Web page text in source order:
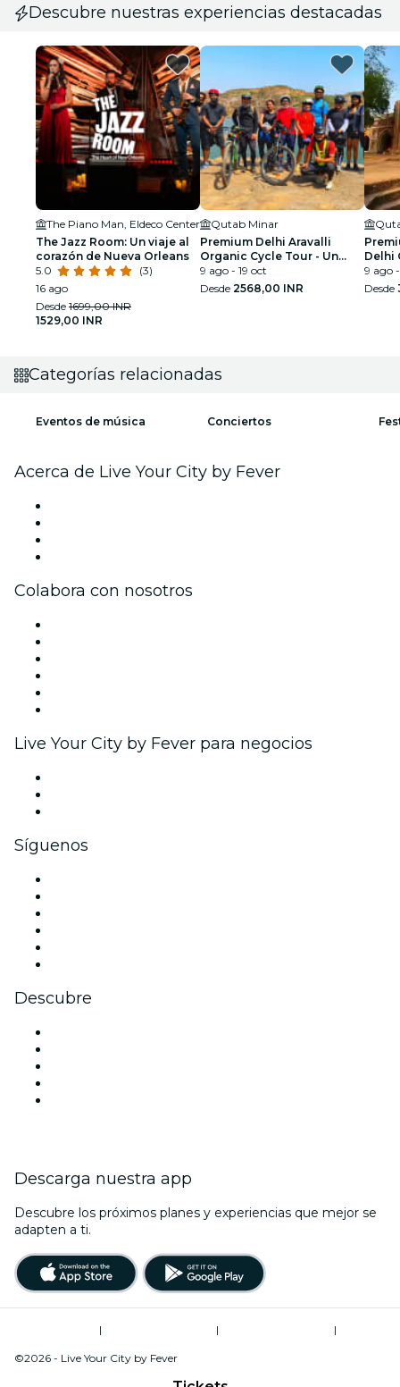
Descubre nuestras experiencias destacadas
The Piano Man, Eldeco Center
The Jazz Room: Un viaje al
corazón de Nueva Orleans
5.0
(3)
16 ago
Desde 1699,00 INR
1529,00 INR
Qutab Minar
Premium Delhi Aravalli
Organic Cycle Tour - Un
vistazo a la India real y rural
9 ago - 19 oct
Desde 2568,00 INR
Delhi
9 ago
Desde
Categorías relacionadas
Eventos de música Conciertos
Acerca de Live Your City by Fever
Colabora con nosotros
Live Your City by Fever para negocios
Síguenos
Descubre
Descarga nuestra app
Descubre los próximos planes y experiencias que mejor se
adapten a ti.
| |
|
©2026 - Live Your City by Fever